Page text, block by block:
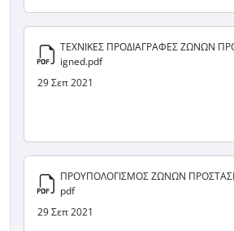
ΤΕΧΝΙΚΕΣ ΠΡΟΔΙΑΓΡΑΦΕΣ ΖΩΝΩΝ
igned.pdf
29 Σεπ 2021
ΠΡΟΥΠΟΛΟΓΙΣΜΟΣ ΖΩΝΩΝ
pdf
29 Σεπ 2021